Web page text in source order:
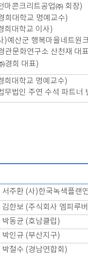
마콘크리트공업㈜ 회장)
대학교 명예교수)
희대학교 이사)
)예산군 행복마을네트원
문화연구소 산천재 대
경희 대표)
희대학교 명예교수)
무법인 주연 수석 파트너
서주환 (사)한국녹색플랜
김한보 (주식회사 엠피루
박동균 (호남클럽)
박인규 (부산지구)
박철수 (경남연합회)